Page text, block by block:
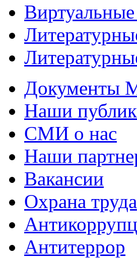
Документы
Наши
СМИ о нас
Наши
Вакансии
Охрана труда
Антитеррор